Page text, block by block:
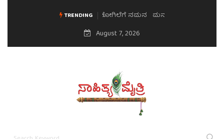
TRENDING ಮನಸಿನ ಸವಿಭಾವ
August 7, 2026